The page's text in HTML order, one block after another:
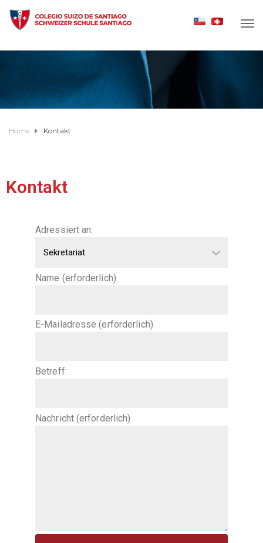
Home Kontakt
Kontakt
Adressiert an:
Name (erforderlich)
E-Mailadresse (erforderlich)
Betreff:
Nachricht (erforderlich)